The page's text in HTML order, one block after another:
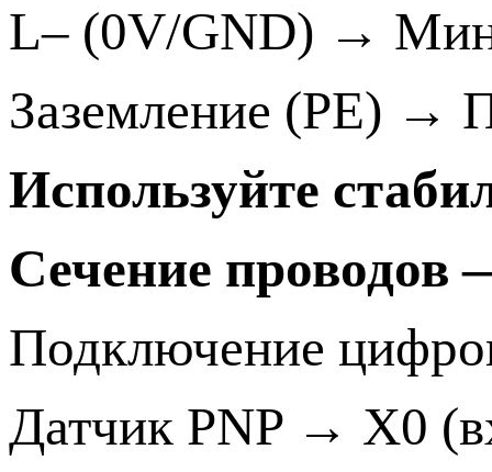
L– (0V/GND) →
Заземление (PE) →
Используйте
Сечение проводов
Подключение
Датчик PNP → X0